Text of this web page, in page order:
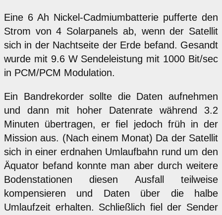
Eine 6 Ah Nickel-Cadmiumbatterie pufferte den
Strom von 4 Solarpanels ab, wenn der Satellit
sich in der Nachtseite der Erde befand. Gesandt
wurde mit 9.6 W Sendeleistung mit 1000 Bit/sec
in PCM/PCM Modulation.
Ein Bandrekorder sollte die Daten aufnehmen
und dann mit hoher Datenrate während 3.2
Minuten übertragen, er fiel jedoch früh in der
Mission aus. (Nach einem Monat) Da der Satellit
sich in einer erdnahen Umlaufbahn rund um den
Äquator befand konnte man aber durch weitere
Bodenstationen diesen Ausfall teilweise
kompensieren und Daten über die halbe
Umlaufzeit erhalten. Schließlich fiel der Sender